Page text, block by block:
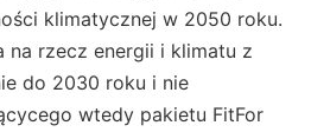
klimatycznej w 2050 roku.
na rzecz energii i klimatu z
do 2030 roku i nie
wtedy pakietu FitFor